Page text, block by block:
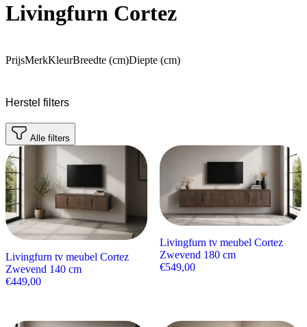
Livingfurn Cortez
PrijsMerkKleurBreedte (cm)Diepte (cm)
Herstel filters
Alle filters
Livingfurn tv meubel Cortez
Zwevend 140 cm
€449,00
Livingfurn tv meubel Cortez
Zwevend 180 cm
€549,00